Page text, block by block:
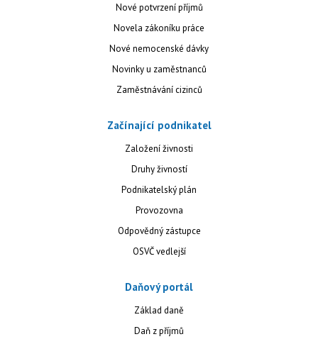
Nové potvrzení příjmů
Novela zákoníku práce
Nové nemocenské dávky
Novinky u zaměstnanců
Zaměstnávání cizinců
Začínající podnikatel
Založení živnosti
Druhy živností
Podnikatelský plán
Provozovna
Odpovědný zástupce
OSVČ vedlejší
Daňový portál
Základ daně
Daň z příjmů